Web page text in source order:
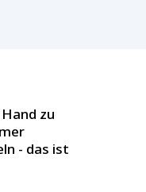
zu
- das ist